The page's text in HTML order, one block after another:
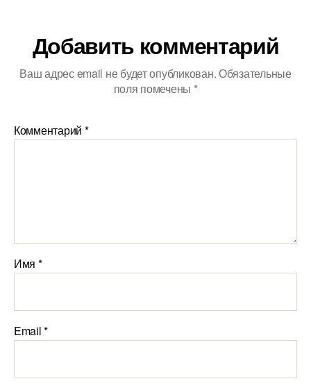
Добавить комментарий
Ваш адрес email не будет опубликован.Обязательные
поля помечены *
Комментарий *
Имя *
Email*